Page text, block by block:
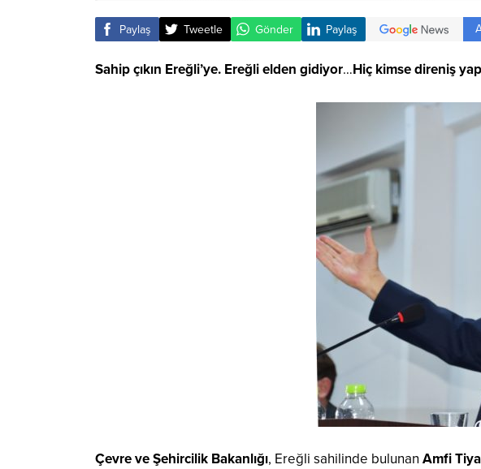
Paylaş Tweetle Gönder Paylaş
Sahip çıkın Ereğli’ye. Ereğli elden gidiyor…Hiç kimse direniş
Çevre ve Şehircilik Bakanlığı, Ereğli sahilinde bulunan Amfi